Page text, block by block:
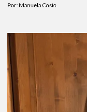
Por: Manuela Cosío